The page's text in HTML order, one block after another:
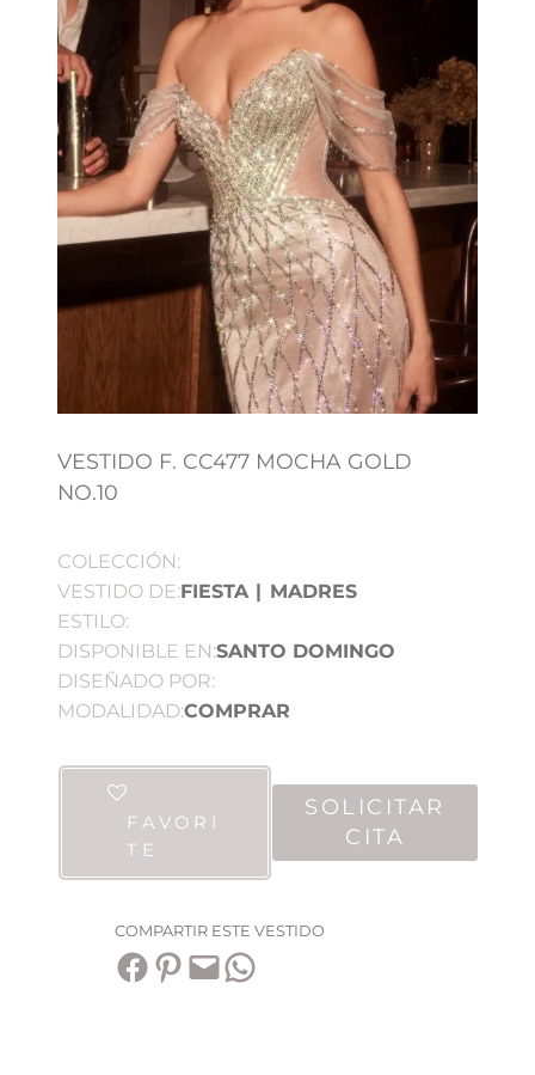
VESTIDO F. CC477 MOCHA GOLD
NO.10
COLECCIÓN:
VESTIDO DE:FIESTA | MADRES
ESTILO:
DISPONIBLE EN:SANTO DOMINGO
DISEÑADO POR:
MODALIDAD:COMPRAR
FAVORI
TE
SOLICITAR
CITA
COMPARTIR ESTE VESTIDO
Compartir en Facebook Compartir en Pinterest Envía esta página por correo electrónico Compartir en WhatsApp